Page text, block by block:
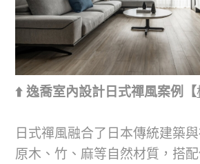
⬆️ 逸喬室內設計日式禪風案例【
日式禪風融合了日本傳統建築
原木、竹、麻等自然材質，搭